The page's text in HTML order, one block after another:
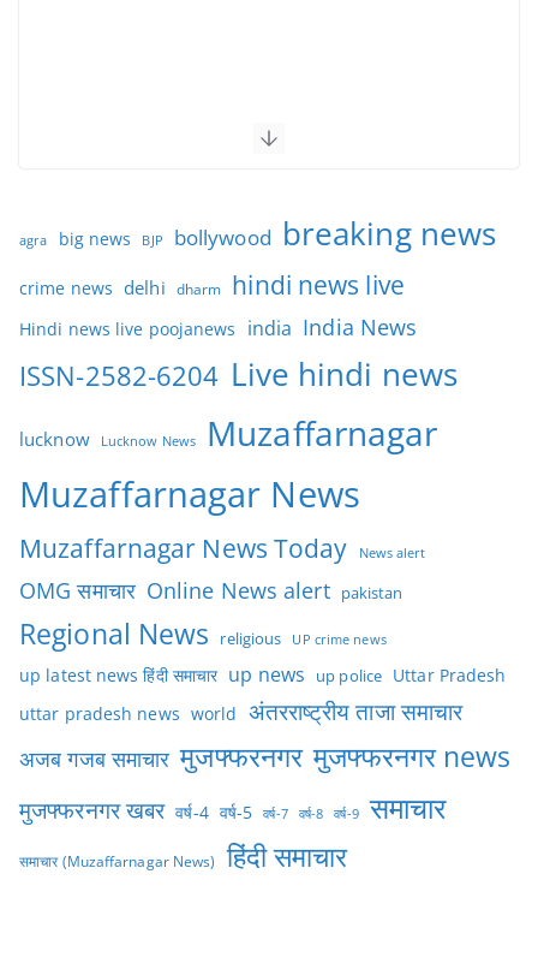
agra big news BJP bollywood breaking news
crime news delhi dharm hindi news live
Hindi news live poojanews india India News
ISSN-2582-6204 Live hindi news
lucknow Lucknow News Muzaffarnagar
Muzaffarnagar News
Muzaffarnagar News Today News alert
OMG समाचार Online News alert pakistan
Regional News religious UP crime news
up latest news हिंदी समाचार up news up police Uttar Pradesh
uttar pradesh news world अंतरराष्ट्रीय ताजा समाचार
अजब गजब समाचार मुजफ्फरनगर मुजफ्फरनगर news
मुजफ्फरनगर खबर वर्ष-4 वर्ष-5 वर्ष-7 वर्ष-8 वर्ष-9 समाचार
समाचार (Muzaffarnagar News) हिंदी समाचार